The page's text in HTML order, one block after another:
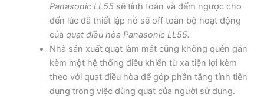
Panasonic LL55sẽ tính toán và đếm ngược cho
đến lúc đã thiết lập nó sẽ off toàn bộ hoạt động
của quạt điều hòa Panasonic LL55.
Nhà sản xuất quạt làm mát cũng không quên gắn
kèm một hệ thống điều khiển từ xa tiện lợi kèm
theo với quạt điều hòa để góp phần tăng tính tiện
dụng trong việc dùng quạt của người sử dụng.